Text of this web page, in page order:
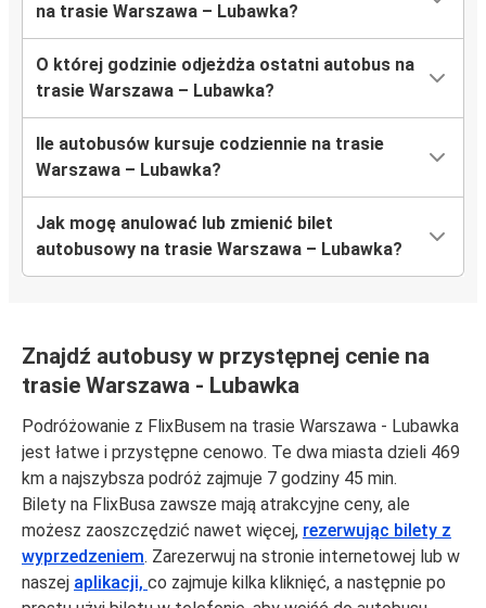
na trasie Warszawa – Lubawka?
O której godzinie odjeżdża ostatni autobus na
trasie Warszawa – Lubawka?
Ile autobusów kursuje codziennie na trasie
Warszawa – Lubawka?
Jak mogę anulować lub zmienić bilet
autobusowy na trasie Warszawa – Lubawka?
Znajdź autobusy w przystępnej cenie na
trasie Warszawa - Lubawka
Podróżowanie z FlixBusem na trasie Warszawa - Lubawka
jest łatwe i przystępne cenowo. Te dwa miasta dzieli 469
km a najszybsza podróż zajmuje 7 godziny 45 min.
Bilety na FlixBusa zawsze mają atrakcyjne ceny, ale
możesz zaoszczędzić nawet więcej, rezerwując bilety z
wyprzedzeniem. Zarezerwuj na stronie internetowej lub w
naszej aplikacji, co zajmuje kilka kliknięć, a następnie po